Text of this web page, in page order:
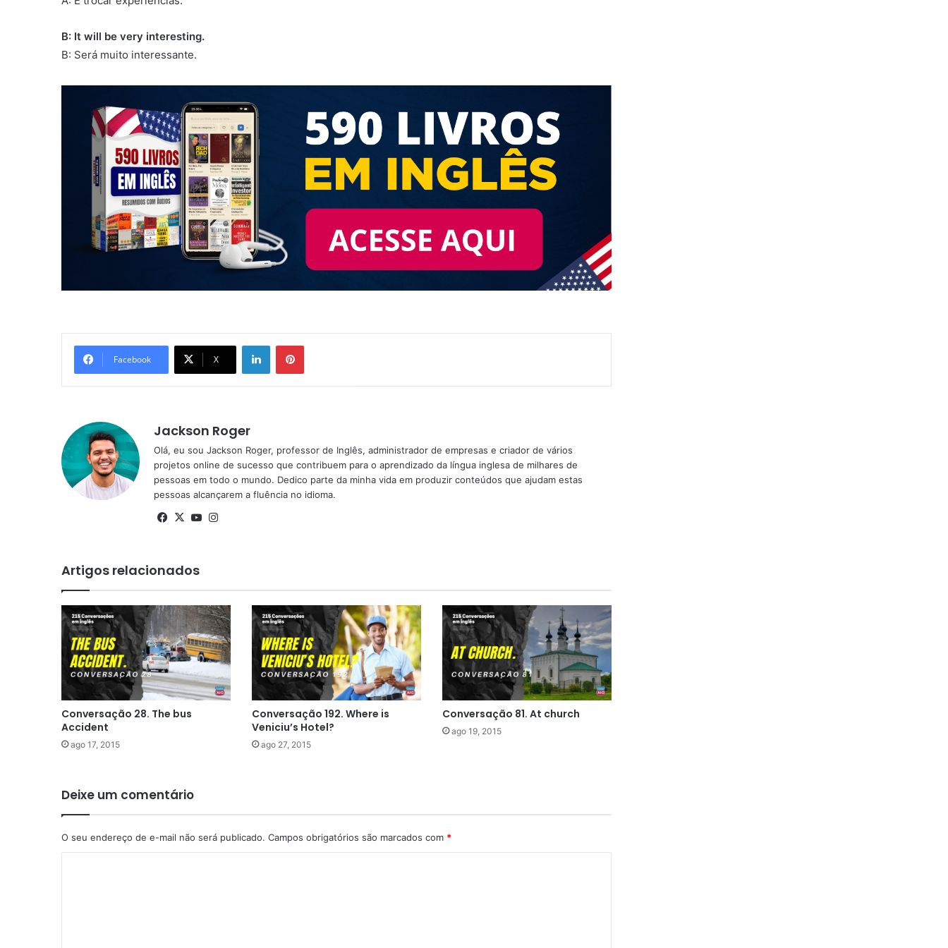
B: It will be very interesting.
B: Será muito interessante.
Facebook X
LinkedinPinterest
Jackson Roger
Olá, eu sou Jackson Roger, professor de Inglês, administrador de empresas e criador de vários
projetos online de sucesso que contribuem para o aprendizado da língua inglesa de milhares de
pessoas em todo o mundo. Dedico parte da minha vida em produzir conteúdos que ajudam estas
pessoas alcançarem a fluência no idioma.
Facebook
X YouTube
Artigos relacionados
Conversação 28. The bus
Accident
ago 17, 2015
Conversação 192. Where is
Veniciu’s Hotel?
ago 27, 2015
Conversação 81. At church
ago 19, 2015
Deixe um comentário
O seu endereço de e-mail não será publicado. Campos obrigatórios são marcados com *